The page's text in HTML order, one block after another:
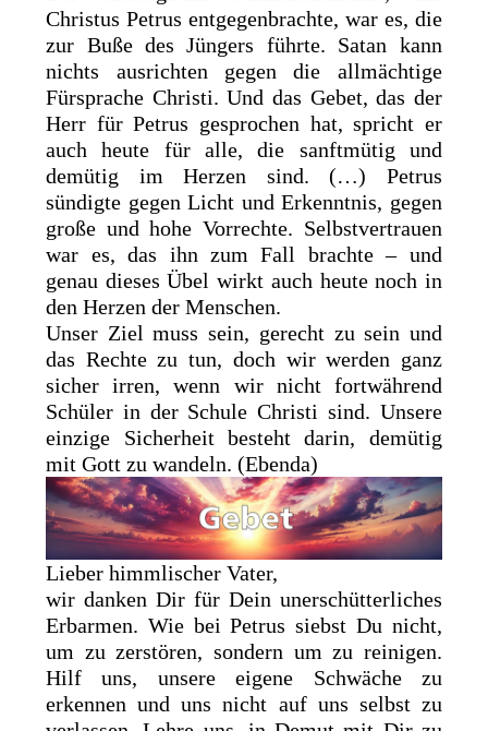
Christus Petrus entgegenbrachte, war es, die
zur Buße des Jüngers führte. Satan kann
nichts ausrichten gegen die allmächtige
Fürsprache Christi. Und das Gebet, das der
Herr für Petrus gesprochen hat, spricht er
auch heute für alle, die sanftmütig und
demütig im Herzen sind. (…) Petrus
sündigte gegen Licht und Erkenntnis, gegen
große und hohe Vorrechte. Selbstvertrauen
war es, das ihn zum Fall brachte – und
genau dieses Übel wirkt auch heute noch in
den Herzen der Menschen.
Unser Ziel muss sein, gerecht zu sein und
das Rechte zu tun, doch wir werden ganz
sicher irren, wenn wir nicht fortwährend
Schüler in der Schule Christi sind. Unsere
einzige Sicherheit besteht darin, demütig
mit Gott zu wandeln. (Ebenda)
Lieber himmlischer Vater,
wir danken Dir für Dein unerschütterliches
Erbarmen. Wie bei Petrus siebst Du nicht,
um zu zerstören, sondern um zu reinigen.
Hilf uns, unsere eigene Schwäche zu
erkennen und uns nicht auf uns selbst zu